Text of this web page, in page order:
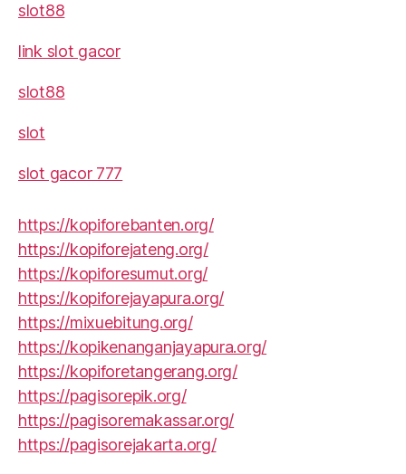
slot88
link slot gacor
slot88
slot
slot gacor 777
https://kopiforebanten.org/
https://kopiforejateng.org/
https://kopiforesumut.org/
https://kopiforejayapura.org/
https://mixuebitung.org/
https://kopikenanganjayapura.org/
https://kopiforetangerang.org/
https://pagisorepik.org/
https://pagisoremakassar.org/
https://pagisorejakarta.org/